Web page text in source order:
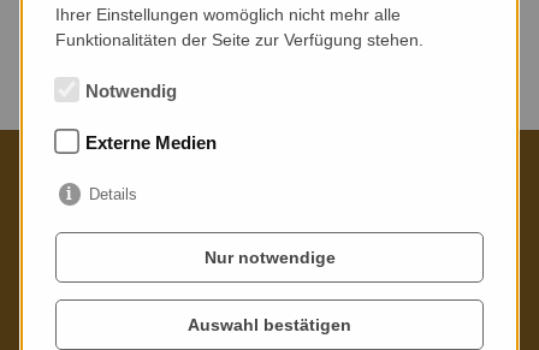
Keine Veranstaltungen gefunden.
Kontaktieren Sie uns gern
Poppitzer Platz 3
01589 Riesa
Ihrer Einstellungen womöglich nicht mehr alle
Funktionalitäten der Seite zur Verfügung stehen.
Notwendig
Externe Medien
Details
Nur notwendige
Auswahl bestätigen